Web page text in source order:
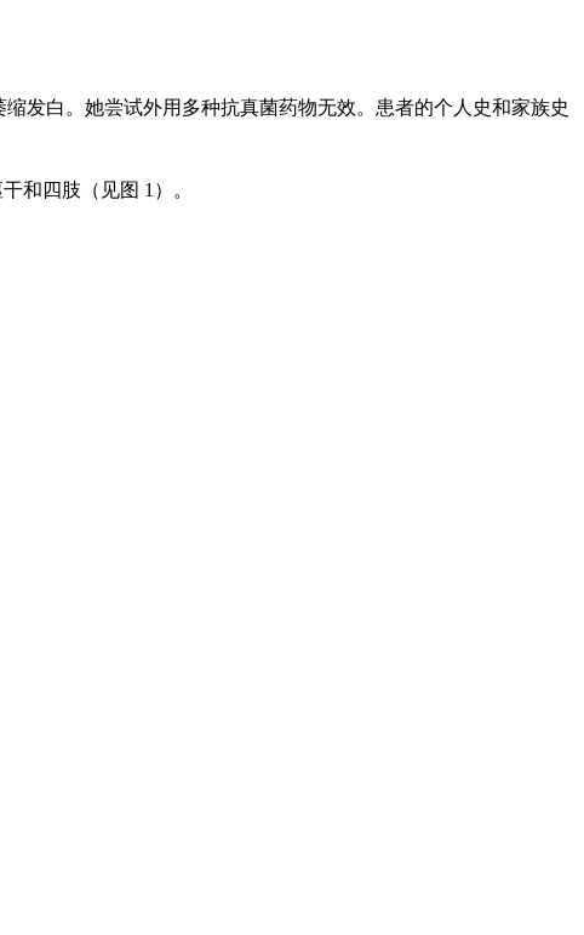
发白。她尝试外用多种抗真菌药物无效。 患者的个人史和家族史
和四肢（见图 1）。